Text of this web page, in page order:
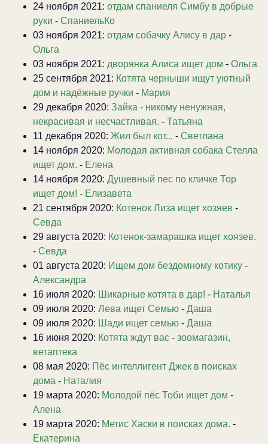
24 ноября 2021: отдам спаниеля Симбу в добрые
руки - СпаниельКо
03 ноября 2021: отдам собачку Алису в дар -
Ольга
03 ноября 2021: дворянка Алиса ищет дом - Ольга
25 сентября 2021: Котята черныши ищут уютный
дом и надёжные ручки - Мария
29 декабря 2020: Зайка - никому ненужная,
некрасивая и несчастливая. - Татьяна
11 декабря 2020: Жил был кот... - Светлана
14 ноября 2020: Молодая активная собака Стелла
ищет дом. - Елена
14 ноября 2020: Душевный пес по кличке Тор
ищет дом! - Елизавета
21 сентября 2020: Котенок Лиза ищет хозяев -
Севда
29 августа 2020: Котенок-замарашка ищет хоязев.
- Севда
01 августа 2020: Ищем дом бездомному котику -
Александра
16 июля 2020: Шикарные котята в дар! - Наталья
09 июля 2020: Лева ищет Семью - Даша
09 июля 2020: Шади ищет семью - Даша
16 июня 2020: Котята ждут вас - зоомагазин,
ветаптека
08 мая 2020: Пёс интеллигент Джек в поисках
дома - Наталия
19 марта 2020: Молодой пёс Тоби ищет дом -
Алена
19 марта 2020: Метис Хаски в поисках дома. -
Екатерина